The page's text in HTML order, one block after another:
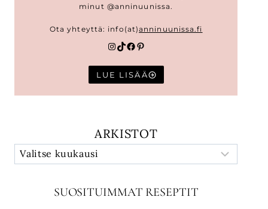
minut @anninuunissa.
Ota yhteyttä: info(at)anninuunissa.fi
Instagram
TikTok
Facebook
Pinterest
LUE LISÄÄ
ARKISTOT
SUOSITUIMMAT RESEPTIT